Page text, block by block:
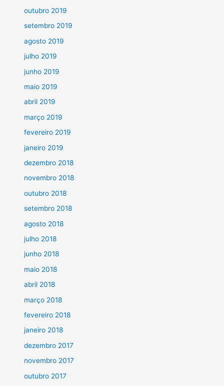
outubro 2019
setembro 2019
agosto 2019
julho 2019
junho 2019
maio 2019
abril 2019
março 2019
fevereiro 2019
janeiro 2019
dezembro 2018
novembro 2018
outubro 2018
setembro 2018
agosto 2018
julho 2018
junho 2018
maio 2018
abril 2018
março 2018
fevereiro 2018
janeiro 2018
dezembro 2017
novembro 2017
outubro 2017